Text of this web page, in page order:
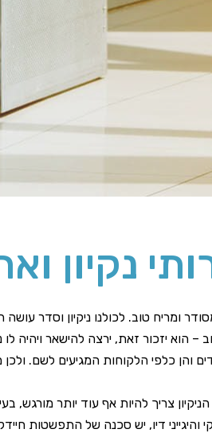
נקיון
ומריח טוב. לכולנו ניקיון וסדר עושה
– הוא יזכור זאת, ירצה להישאר
והן כלפי הלקוחות המגיעים לשם. ולכן
צריך להיות אף עוד יותר מורגש,
דיו, יש סכנה של התפשטות